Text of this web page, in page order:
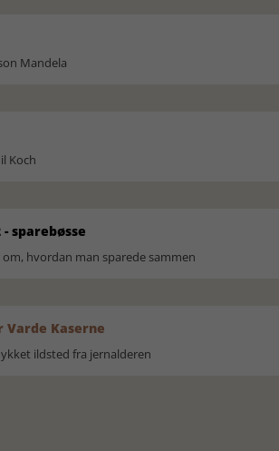
Mandela
Koch
sparebøsse
hvordan man sparede sammen
Kaserne
ildsted fra jernalderen